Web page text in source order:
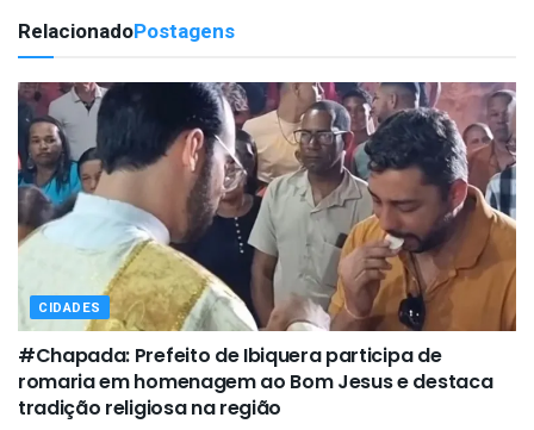
RelacionadoPostagens
CIDADES
#Chapada: Prefeito de Ibiquera participa de
romaria em homenagem ao Bom Jesus e destaca
tradição religiosa na região